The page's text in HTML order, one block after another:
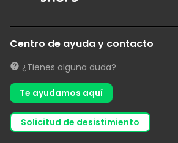
Centro de ayuda y contacto
¿Tienes alguna duda?
Te ayudamos aquí
solicitud de desistimiento